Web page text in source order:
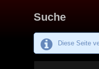
Suche
Diese Seite